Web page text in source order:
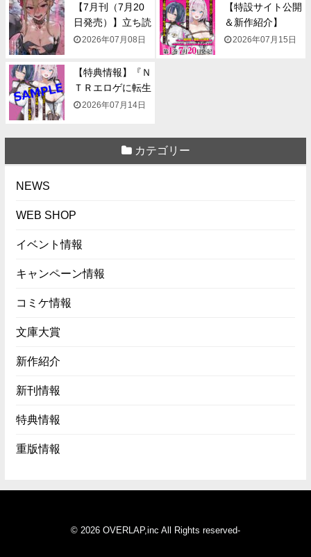
【7月刊（7月20
日発売）】立ち読
み...2026年07月08日
【特設サイト公開
＆新作紹介】
『NTR...
2026年07月15日
【特典情報】『Ｎ
ＴＲエロゲに転生
して...
2026年07月14日
カテゴリー
NEWS
WEB SHOP
イベント情報
キャンペーン情報
コミケ情報
文庫大賞
新作紹介
新刊情報
特典情報
重版情報
© 2026 OVERLAP,inc All Rights reserved-